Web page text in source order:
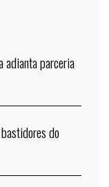
adianta parceria
do